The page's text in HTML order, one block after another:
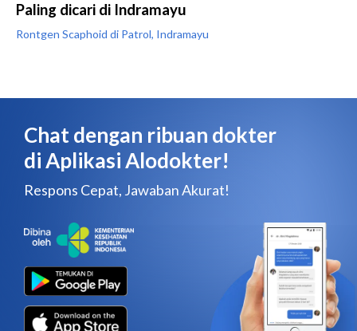
Paling dicari di Indramayu
Rontgen Scaphoid di Patrol, Indramayu